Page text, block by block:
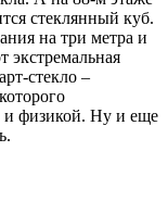
стеклянный куб.
на три метра и
экстремальная
стекло –
и физикой. Ну и еще